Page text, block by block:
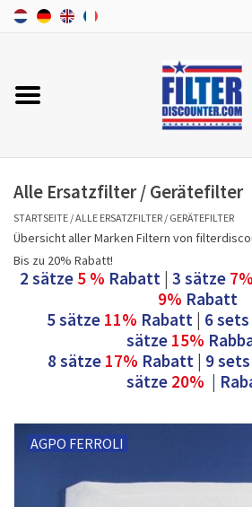
Startseite
PROBIOTIKA WARTUNG
Alle Ersatzfilter / Gerätefilter
STARTSEITE /ALLE ERSATZFILTER / GERÄTEFILTER
Übersicht aller Marken Filtern von
Bis zu 20% Rabatt!
2 sätze 5 % Rabatt | 3 sätze 7%
9% Rabatt
5 sätze 11% Rabatt | 6 sets
sätze 15%
8 sätze 17% Rabatt | 9 sets
sätze 20% |
AGPO FERROLI